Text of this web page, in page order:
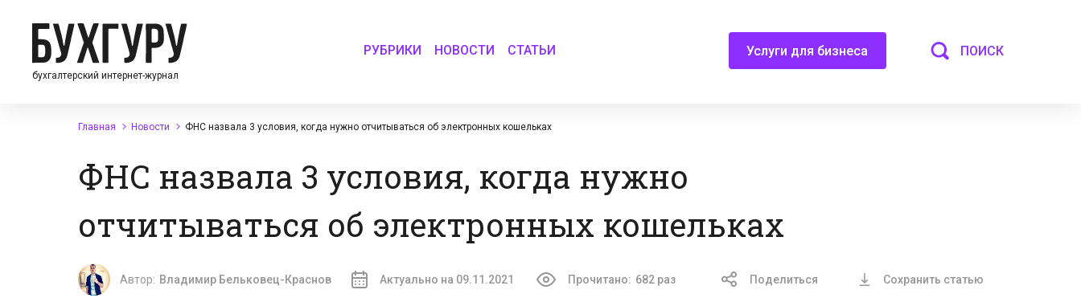
бухгалтерский интернет-журнал
РУБРИКИ НОВОСТИ СТАТЬИ Услуги для бизнеса ПОИСК
Главная Новости ФНС назвала 3 условия, когда нужно отчитываться об электронных кошельках
ФНС назвала 3 условия, когда нужно
отчитываться об электронных кошельках
Автор: Владимир Бельковец-Краснов Актуально на 09.11.2021 Прочитано: 682 раз Поделиться Сохранить статью